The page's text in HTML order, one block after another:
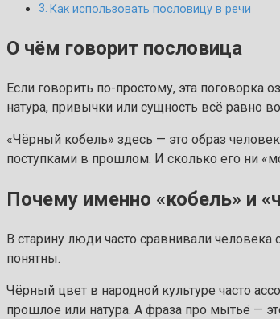
Как использовать пословицу в речи
О чём говорит пословица
Если говорить по-простому, эта
натура, привычки или сущность всё равно
«Чёрный кобель» здесь — это образ
поступками в прошлом. И сколько его ни
Почему именно «кобель» и
В старину люди часто сравнивали
понятны.
Чёрный цвет в народной культуре часто
прошлое или натура. А фраза про мытьё —